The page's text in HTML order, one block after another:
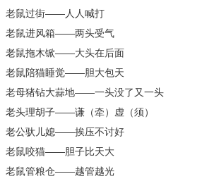
老鼠过街——人人喊打
老鼠进风箱——两头受气
老鼠拖木锨——大头在后面
老鼠陪猫睡觉——胆大包天
老母猪钻大蒜地——一头没了又一头
老头理胡子——谦（牵）虚（须）
老公驮儿媳——挨压不讨好
老鼠咬猫——胆子比天大
老鼠管粮仓——越管越光